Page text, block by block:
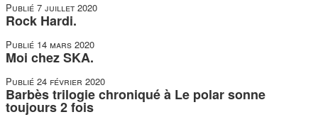
Publié 7 juillet 2020
Rock Hardi.
Publié 14 mars 2020
Moi chez SKA.
Publié 24 février 2020
Barbès trilogie chroniqué à Le polar sonne
toujours 2 fois